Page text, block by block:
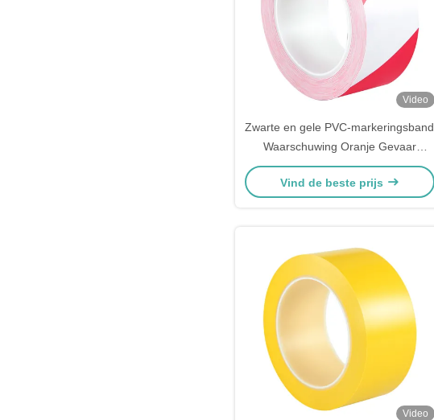
Video
Zwarte en gele PVC-markeringsband
Waarschuwing Oranje Gevaar
Streep Lijn Lane Veiligheidsvloer
Vind de beste prijs
Video